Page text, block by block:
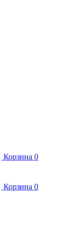
Корзина 0
Корзина 0